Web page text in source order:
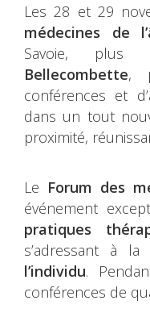
Les 28 et 29
médecines de
Savoie, plus
Bellecombette,
conférences et
dans un tout
proximité,
Le Forum des
événement
pratiques
s’adressant à la
l’individu.
conférences de